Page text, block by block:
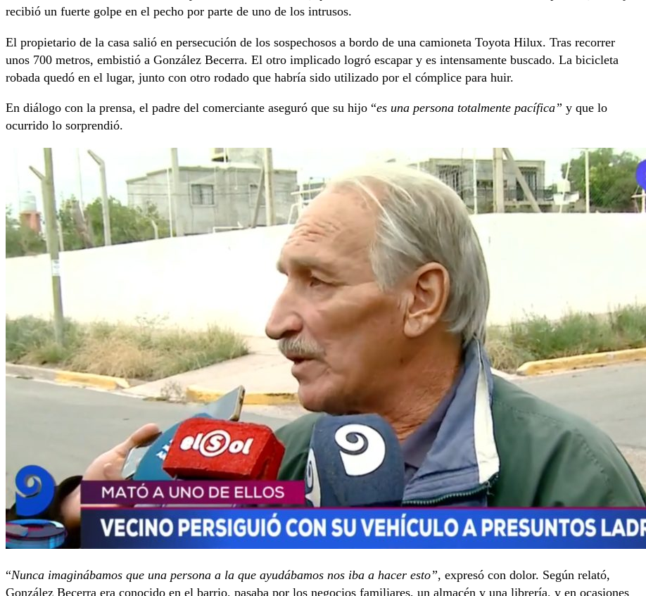
recibió un fuerte golpe en el pecho por parte de uno de los intrusos.
El propietario de la casa salió en persecución de los sospechosos a bordo de una camioneta Toyota Hilux. Tras recorrer
unos 700 metros, embistió a González Becerra. El otro implicado logró escapar y es intensamente buscado. La bicicleta
robada quedó en el lugar, junto con otro rodado que habría sido utilizado por el cómplice para huir.
En diálogo con la prensa, el padre del comerciante aseguró que su hijo “es una persona totalmente pacífica” y que lo
ocurrido lo sorprendió.
“Nunca imaginábamos que una persona a la que ayudábamos nos iba a hacer esto”, expresó con dolor. Según relató,
González Becerra era conocido en el barrio, pasaba por los negocios familiares, un almacén y una librería, y en ocasiones